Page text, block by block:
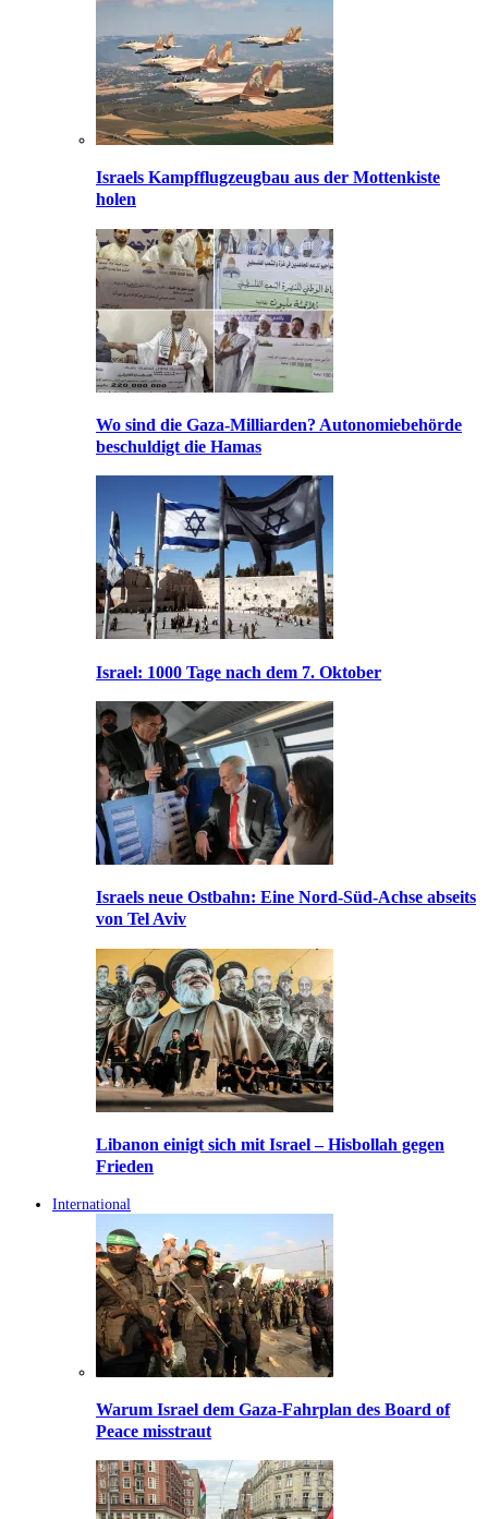
Israels Kampfflugzeugbau aus der Mottenkiste
holen
Wo sind die Gaza-Milliarden? Autonomiebehörde
beschuldigt die Hamas
Israel: 1000 Tage nach dem 7. Oktober
Israels neue Ostbahn: Eine Nord-Süd-Achse abseits
von Tel Aviv
Libanon einigt sich mit Israel – Hisbollah gegen
Frieden
International
Warum Israel dem Gaza-Fahrplan des Board of
Peace misstraut